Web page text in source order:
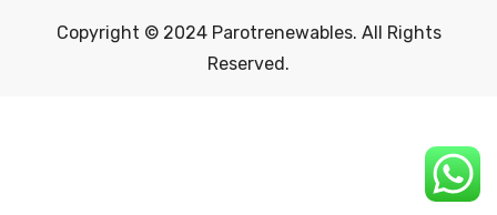
Copyright © 2024 Parotrenewables. All Rights
Reserved.